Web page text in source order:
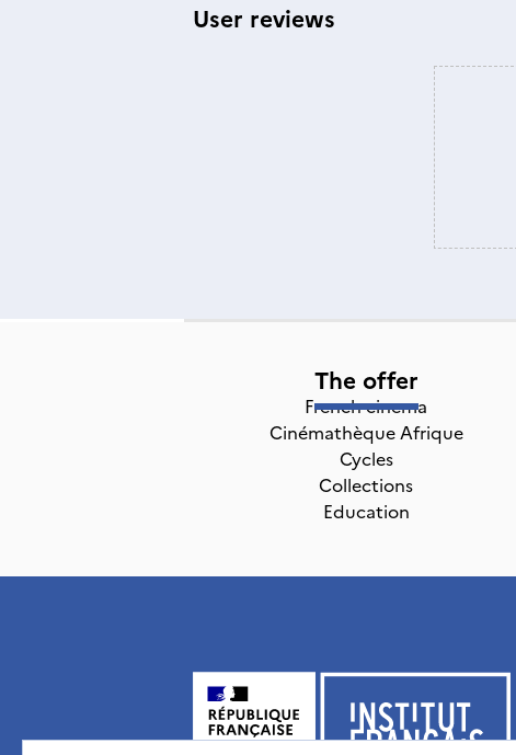
User reviews
The offer
French cinema
Cinémathèque Afrique
Cycles
Collections
Education